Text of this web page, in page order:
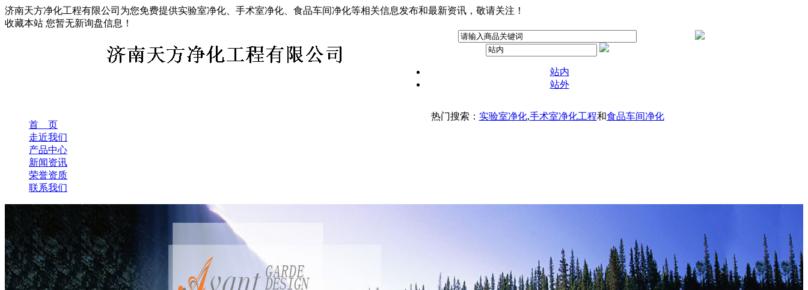
济南天方净化工程有限公司为您免费提供实验室净化、手术室净化、食品车间净化等相关信息发布和最新资讯，敬请关注！
收藏本站 您暂无新询盘信息！
站内
站外
热门搜索： 实验室净化,手术室净化工程和食品车间净化
首 页
走近我们
产品中心
新闻资讯
荣誉资质
联系我们